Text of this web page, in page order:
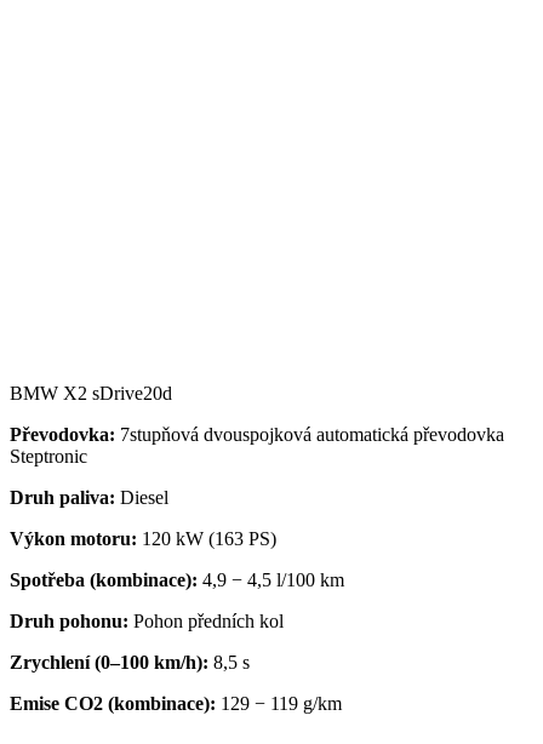
BMW X2 sDrive20d
Převodovka: 7stupňová dvouspojková automatická převodovka
Steptronic
Druh paliva: Diesel
Výkon motoru: 120 kW (163 PS)
Spotřeba (kombinace): 4,9 − 4,5 l/100 km
Druh pohonu: Pohon předních kol
Zrychlení (0–100 km/h): 8,5 s
Emise CO2 (kombinace): 129 − 119 g/km